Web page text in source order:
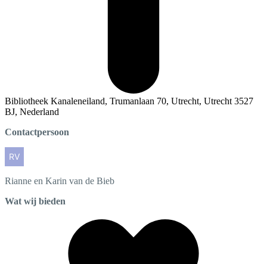
Bibliotheek Kanaleneiland, Trumanlaan 70, Utrecht, Utrecht 3527
BJ, Nederland
Contactpersoon
Rianne en Karin van de Bieb
Wat wij bieden